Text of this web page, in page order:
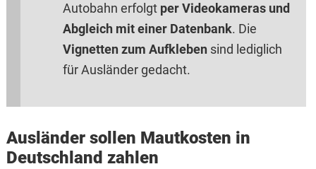
Autobahn erfolgt per Videokameras und
Abgleich mit einer Datenbank. Die
Vignetten zum Aufkleben sind lediglich
für Ausländer gedacht.
Ausländer sollen Mautkosten in
Deutschland zahlen